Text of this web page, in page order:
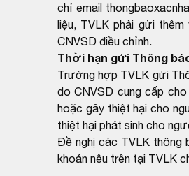
chỉ email
liệu, TVLK phải gửi
CNVSD điều chỉnh.
Thời hạn gửi Thông
Trường hợp TVLK gửi
do CNVSD cung cấp
hoặc gây thiệt hại cho
thiệt hại phát sinh cho
Đề nghị các TVLK thông
khoán nêu trên tại TVLK